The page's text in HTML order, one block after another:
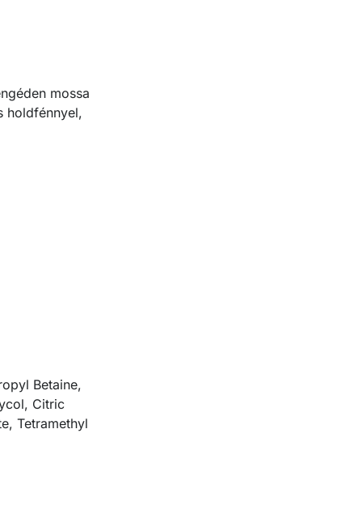
mossa
holdfénnyel,
Betaine,
Citric
Tetramethyl